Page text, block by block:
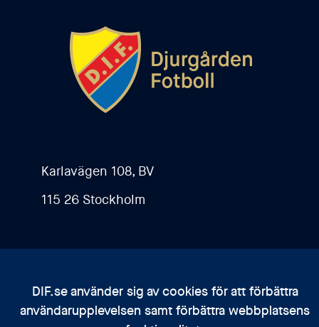
Karlavägen 108, BV
115 26 Stockholm
Bli medlem
Integritetspolicy
DIF.se använder sig av cookies för att förbättra
användarupplevelsen samt förbättra webbplatsens